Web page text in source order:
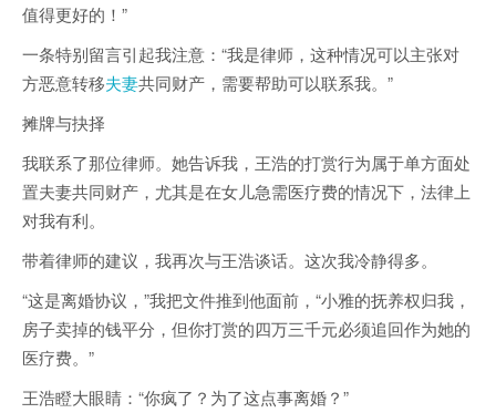
值得更好的！”
一条特别留言引起我注意：“我是律师，这种情况可以主张对
方恶意转移夫妻共同财产，需要帮助可以联系我。”
摊牌与抉择
我联系了那位律师。她告诉我，王浩的打赏行为属于单方面处
置夫妻共同财产，尤其是在女儿急需医疗费的情况下，法律上
对我有利。
带着律师的建议，我再次与王浩谈话。这次我冷静得多。
“这是离婚协议，”我把文件推到他面前，“小雅的抚养权归我，
房子卖掉的钱平分，但你打赏的四万三千元必须追回作为她的
医疗费。”
王浩瞪大眼睛：“你疯了？为了这点事离婚？”